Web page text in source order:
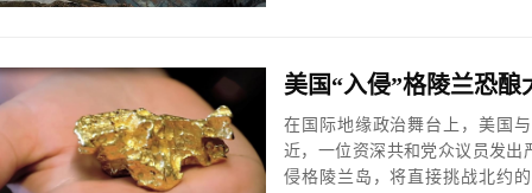
在国际地缘政治舞台上，美国
近，一位资深共和党众议员发出
侵格陵兰岛，将直接挑战北约